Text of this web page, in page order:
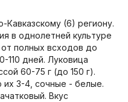
(6) региону.
в однолетней культуре
полных всходов до
110 дней. Луковица
60-75 г (до 150 г).
их 3-4, сочные - белые.
Вкус